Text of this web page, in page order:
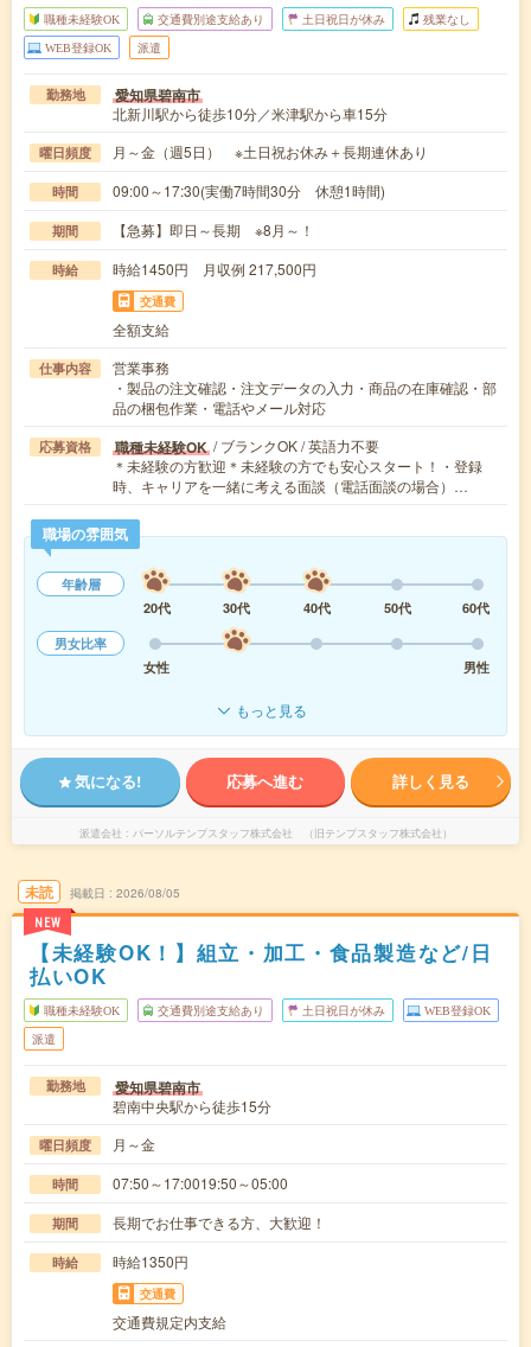
職種未経験OK 交通費別途支給あり 土日祝日が休み 残業なし
WEB登録OK 派遣
勤務地 愛知県碧南市
北新川駅から徒歩10分／米津駅から車15分
曜日頻度 月～金（週5日） ※土日祝お休み＋長期連休あり
時間 09:00～17:30(実働7時間30分 休憩1時間)
期間 【急募】即日～長期 ※8月～！
時給 時給1450円 月収例 217,500円
交通費
全額支給
仕事内容
営業事務
・製品の注文確認・注文データの入力・商品の在庫確認・部
品の梱包作業・電話やメール対応
応募資格 職種未経験OK / ブランクOK / 英語力不要
＊未経験の方歓迎＊未経験の方でも安心スタート！・登録
時、キャリアを一緒に考える面談（電話面談の場合）…
職場の雰囲気
年齢層
20代
30代 40代 50代
60代
男女比率
女性
男性
もっと見る
気になる! 応募へ進む 詳しく見る
派遣会社 パーソルテンプスタッフ株式会社 （旧テンプスタッフ株式会社）
未読
NEW
掲載日 2026/08/05
【未経験OK！】組立・加工・食品製造など/日
払いOK
職種未経験OK 交通費別途支給あり 土日祝日が休み WEB登録OK
派遣
勤務地 愛知県碧南市
碧南中央駅から徒歩15分
曜日頻度 月～金
時間 07:50～17:0019:50～05:00
期間 長期でお仕事できる方、大歓迎！
時給 時給1350円
交通費
交通費規定内支給